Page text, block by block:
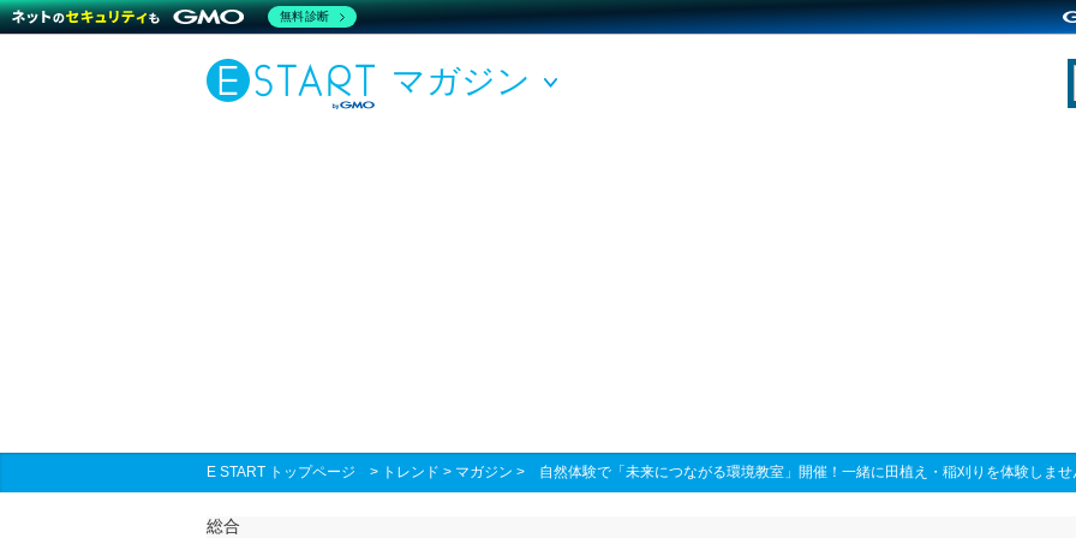
マガジン
E START トップページ > トレンド > マガジン > 自然体験で「未来につながる環境教室」開催！一緒に田植え・稲刈りを体験しませ
総合
無料診断